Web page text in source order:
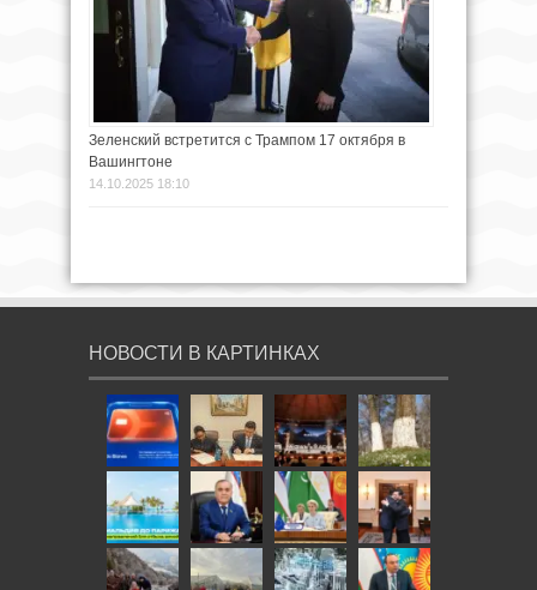
Зеленский встретится с Трампом 17 октября в
Вашингтоне
14.10.2025 18:10
НОВОСТИ В КАРТИНКАХ